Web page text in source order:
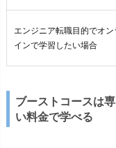
エンジニア転職目的でオン
インで学習したい場合
ブーストコースは
い料金で学べる